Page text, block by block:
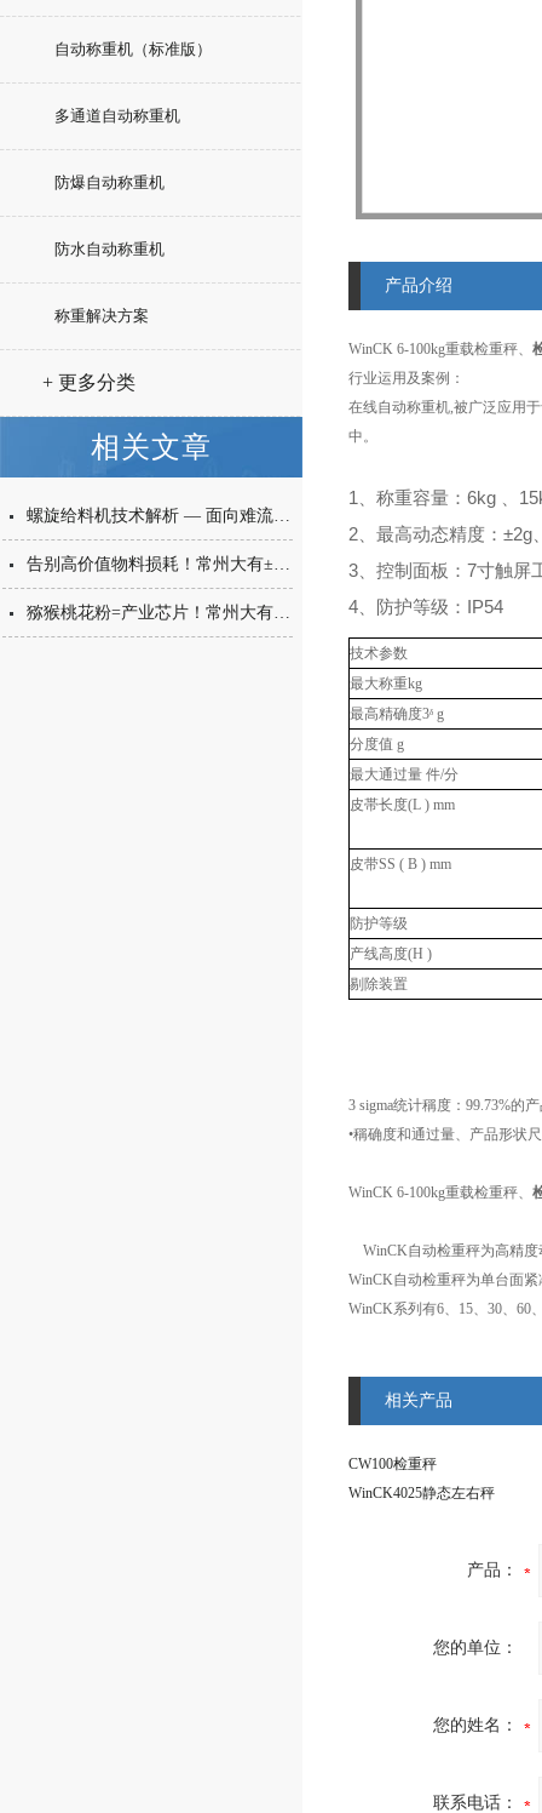
自动称重机（标准版）
多通道自动称重机
防爆自动称重机
防水自动称重机
称重解决方案
+ 更多分类
相关文章
螺旋给料机技术解析 — 面向难流动性粉体的微量高精度称重给料解决方案
告别高价值物料损耗！常州大有±0.001g西林瓶分装，让每一毫克都物尽其用
猕猴桃花粉=产业芯片！常州大有花粉分装机，守住每一克“植物黄金”的价值
产品介绍
WinCK 6-100kg重载检重秤、
行业运用及案例：
在线自动称重机,被广泛应用
中。
1、称重容量：6kg 、
2、最高动态精度：±2g
3、控制面板：7寸触屏
4、防护等级：IP54
技术参数
最大称重kg
最高精确度3ᵟ g
分度值 g
最大通过量 件/分
皮帯长度(L ) mm
皮带SS ( B ) mm
防护等级
产线高度(H )
剔除装置
3 sigma统计稱度：99.73%的
•稱确度和通过量、产品形状
WinCK 6-100kg重载检重秤、
WinCK自动检重秤为高精度
WinCK自动检重秤为单台面
WinCK系列有6、15、30、60
相关产品
CW100检重秤
WinCK4025静态左右秤
产品：
您的单位：
您的姓名：
联系电话：